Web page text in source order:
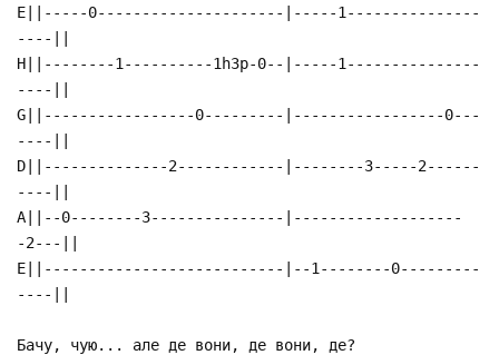
E||-----0---------------------|-----1---------------
----||
H||--------1----------1h3p-0--|-----1---------------
----||
G||-----------------0---------|-----------------0---
----||
D||--------------2------------|--------3-----2------
----||
A||--0--------3---------------|-------------------
-2---||
E||---------------------------|--1--------0---------
----||
Бачу, чую... але де вони, де вони, де?